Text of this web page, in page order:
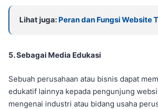
Lihat juga: Peran dan Fungsi Website
5. Sebagai Media Edukasi
Sebuah perusahaan atau bisnis dapat
edukatif lainnya kepada pengunjung
mengenai industri atau bidang usaha